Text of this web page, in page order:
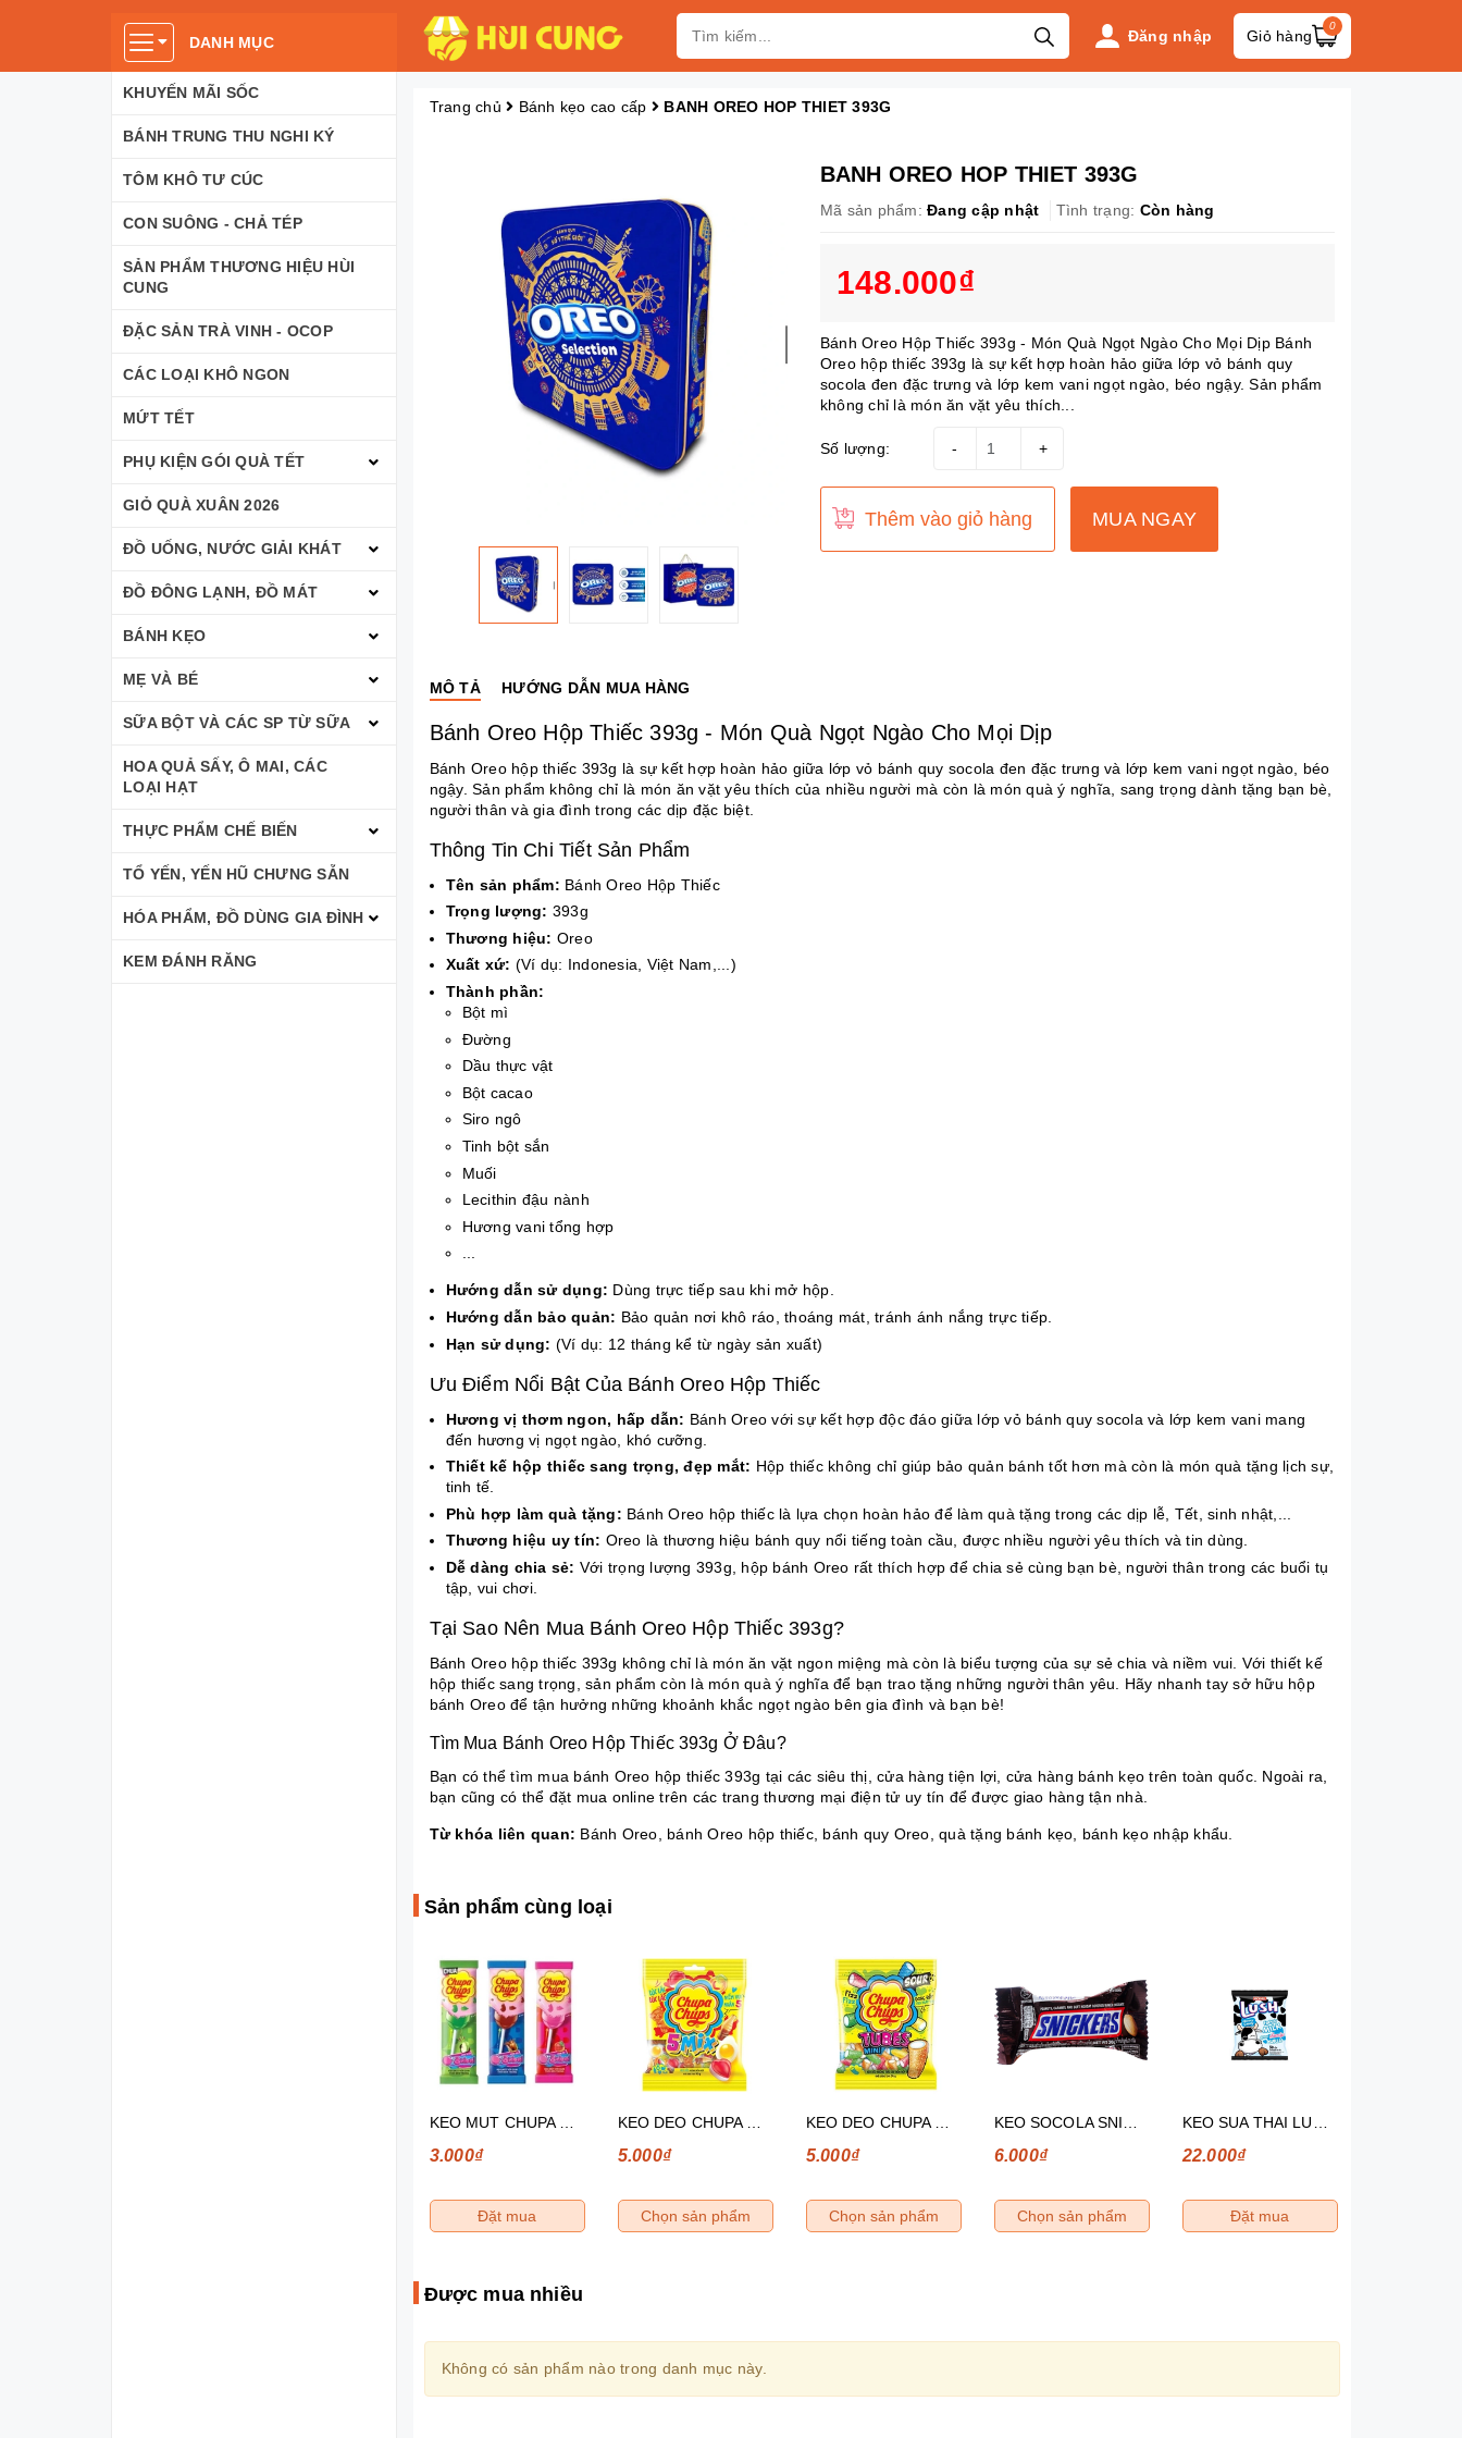
DANH MỤC
KHUYẾN MÃI SỐC
BÁNH TRUNG THU NGHI KÝ
TÔM KHÔ TƯ CÚC
CON SUÔNG - CHẢ TÉP
SẢN PHẨM THƯƠNG HIỆU HÙI
CUNG
ĐẶC SẢN TRÀ VINH - OCOP
CÁC LOẠI KHÔ NGON
MỨT TẾT
PHỤ KIỆN GÓI QUÀ TẾT
GIỎ QUÀ XUÂN 2026
ĐỒ UỐNG, NƯỚC GIẢI KHÁT
ĐỒ ĐÔNG LẠNH, ĐỒ MÁT
BÁNH KẸO
MẸ VÀ BÉ
SỮA BỘT VÀ CÁC SP TỪ SỮA
HOA QUẢ SẤY, Ô MAI, CÁC
LOẠI HẠT
THỰC PHẨM CHẾ BIẾN
TỔ YẾN, YẾN HŨ CHƯNG SẴN
HÓA PHẨM, ĐỒ DÙNG GIA ĐÌNH
KEM ĐÁNH RĂNG
Đăng nhập Giỏ hàng
0
Trang chủ Bánh kẹo cao cấp BANH OREO HOP THIET 393G
BANH OREO HOP THIET 393G
Mã sản phẩm: Đang cập nhật Tình trạng: Còn hàng
148.000₫
Bánh Oreo Hộp Thiếc 393g - Món Quà Ngọt Ngào Cho Mọi Dịp Bánh
Oreo hộp thiếc 393g là sự kết hợp hoàn hảo giữa lớp vỏ bánh quy
socola đen đặc trưng và lớp kem vani ngọt ngào, béo ngậy. Sản phẩm
không chỉ là món ăn vặt yêu thích...
Số lượng: +
-
Thêm vào giỏ hàng MUA NGAY
MÔ TẢ HƯỚNG DẪN MUA HÀNG
Bánh Oreo Hộp Thiếc 393g - Món Quà Ngọt Ngào Cho Mọi Dịp
Bánh Oreo hộp thiếc 393g là sự kết hợp hoàn hảo giữa lớp vỏ bánh quy socola đen đặc trưng và lớp kem vani ngọt ngào, béo
ngậy. Sản phẩm không chỉ là món ăn vặt yêu thích của nhiều người mà còn là món quà ý nghĩa, sang trọng dành tặng bạn bè,
người thân và gia đình trong các dịp đặc biệt.
Thông Tin Chi Tiết Sản Phẩm
Tên sản phẩm: Bánh Oreo Hộp Thiếc
Trọng lượng: 393g
Thương hiệu: Oreo
Xuất xứ: (Ví dụ: Indonesia, Việt Nam,...)
Thành phần:
Bột mì
Đường
Dầu thực vật
Bột cacao
Siro ngô
Tinh bột sắn
Muối
Lecithin đậu nành
Hương vani tổng hợp
...
Hướng dẫn sử dụng: Dùng trực tiếp sau khi mở hộp.
Hướng dẫn bảo quản: Bảo quản nơi khô ráo, thoáng mát, tránh ánh nắng trực tiếp.
Hạn sử dụng: (Ví dụ: 12 tháng kể từ ngày sản xuất)
Ưu Điểm Nổi Bật Của Bánh Oreo Hộp Thiếc
Hương vị thơm ngon, hấp dẫn: Bánh Oreo với sự kết hợp độc đáo giữa lớp vỏ bánh quy socola và lớp kem vani mang
đến hương vị ngọt ngào, khó cưỡng.
Thiết kế hộp thiếc sang trọng, đẹp mắt: Hộp thiếc không chỉ giúp bảo quản bánh tốt hơn mà còn là món quà tặng lịch sự,
tinh tế.
Phù hợp làm quà tặng: Bánh Oreo hộp thiếc là lựa chọn hoàn hảo để làm quà tặng trong các dịp lễ, Tết, sinh nhật,...
Thương hiệu uy tín: Oreo là thương hiệu bánh quy nổi tiếng toàn cầu, được nhiều người yêu thích và tin dùng.
Dễ dàng chia sẻ: Với trọng lượng 393g, hộp bánh Oreo rất thích hợp để chia sẻ cùng bạn bè, người thân trong các buổi tụ
tập, vui chơi.
Tại Sao Nên Mua Bánh Oreo Hộp Thiếc 393g?
Bánh Oreo hộp thiếc 393g không chỉ là món ăn vặt ngon miệng mà còn là biểu tượng của sự sẻ chia và niềm vui. Với thiết kế
hộp thiếc sang trọng, sản phẩm còn là món quà ý nghĩa để bạn trao tặng những người thân yêu. Hãy nhanh tay sở hữu hộp
bánh Oreo để tận hưởng những khoảnh khắc ngọt ngào bên gia đình và bạn bè!
Tìm Mua Bánh Oreo Hộp Thiếc 393g Ở Đâu?
Bạn có thể tìm mua bánh Oreo hộp thiếc 393g tại các siêu thị, cửa hàng tiện lợi, cửa hàng bánh kẹo trên toàn quốc. Ngoài ra,
bạn cũng có thể đặt mua online trên các trang thương mại điện tử uy tín để được giao hàng tận nhà.
Từ khóa liên quan: Bánh Oreo, bánh Oreo hộp thiếc, bánh quy Oreo, quà tặng bánh kẹo, bánh kẹo nhập khẩu.
Sản phẩm cùng loại
KEO MUT CHUPA CHUPS BIGBABOL HUONG DUA HAU 12G
3.000₫
Đặt mua
KEO DEO CHUPA CHUPS TOPMIX HUONG TONG HOP 24G
5.000₫
Chọn sản phẩm
KEO DEO CHUPA CHUPS ONG NGAN TRAI CAY HON HOP 24G
5.000₫
Chọn sản phẩm
KEO SOCOLA SNICKERS THANH 12
6.000₫
Chọn sản phẩm
KEO SUA THAI LUSH CANDY 130G
22.000₫
Đặt mua
Được mua nhiều
Không có sản phẩm nào trong danh mục này.